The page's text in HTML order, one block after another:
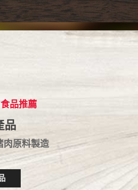
品推薦
品
肉原料製造